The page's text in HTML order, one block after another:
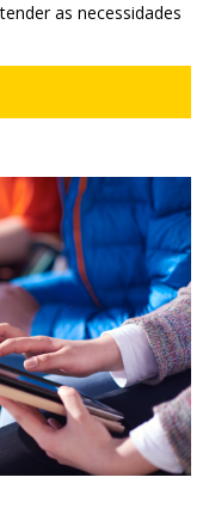
as necessidades